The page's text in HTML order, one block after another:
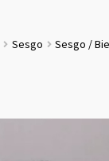
Sesgo Sesgo /